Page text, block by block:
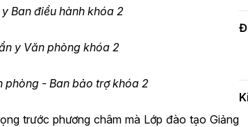
Ban điều hành khóa 2
y Văn phòng khóa 2
phòng - Ban bảo trợ khóa 2
trước phương châm mà Lớp đào tạo Giảng